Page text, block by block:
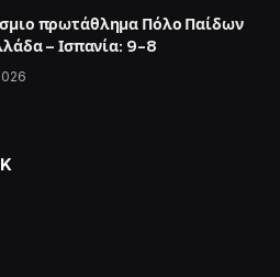
πρωτάθλημα Πόλο Παίδων
– Ισπανία: 9-8